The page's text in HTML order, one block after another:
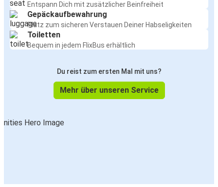
Entspann Dich mit zusätzlicher Beinfreiheit
Gepäckaufbewahrung
Platz zum sicheren Verstauen Deiner Habseligkeiten
Toiletten
Bequem in jedem FlixBus erhältlich
Du reist zum ersten Mal mit uns?
Mehr über unseren Service